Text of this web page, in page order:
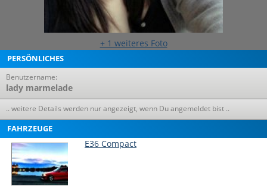
+ 1 weiteres Foto
PERSÖNLICHES
Benutzername:
lady marmelade
.. weitere Details werden nur angezeigt, wenn Du angemeldet bist ..
FAHRZEUGE
E36 Compact